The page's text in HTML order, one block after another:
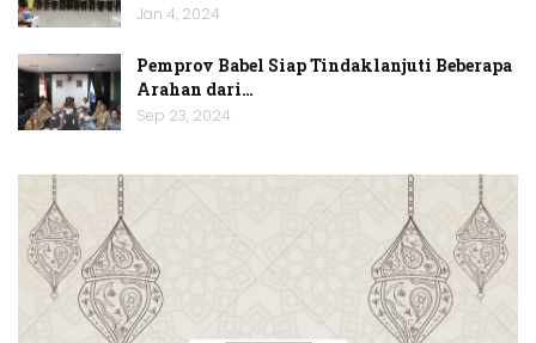
Jan 4, 2024
Pemprov Babel Siap Tindaklanjuti Beberapa
Arahan dari…
Sep 23, 2024